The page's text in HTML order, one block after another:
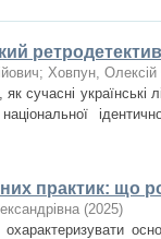
; Ховпун, Олексій
сучасні українські
практик:
(2025)